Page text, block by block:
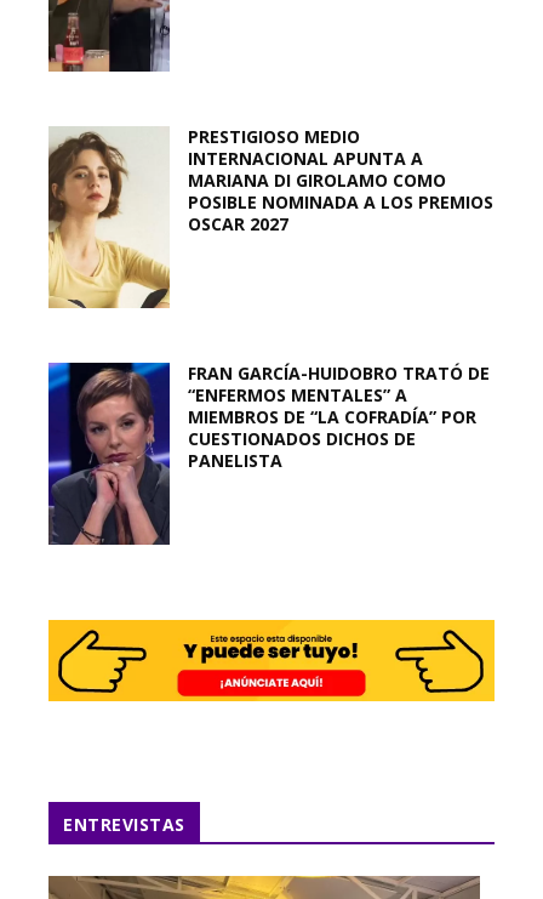
PRESTIGIOSO MEDIO
INTERNACIONAL APUNTA A
MARIANA DI GIROLAMO COMO
POSIBLE NOMINADA A LOS PREMIOS
OSCAR 2027
FRAN GARCÍA-HUIDOBRO TRATÓ DE
“ENFERMOS MENTALES” A
MIEMBROS DE “LA COFRADÍA” POR
CUESTIONADOS DICHOS DE
PANELISTA
ENTREVISTAS